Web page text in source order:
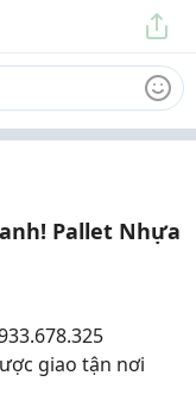
Pallet Nhựa
giao tận nơi